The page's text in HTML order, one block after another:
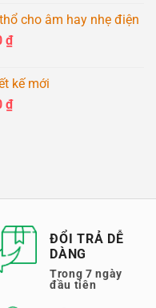
₫.
tại
là:
3.700.000 ₫.
cho âm hay nhẹ điện
₫.
₫Giá
là:
6.250.000 ₫.
kế mới
₫Giá
ĐỔI TRẢ DỄ
DÀNG
Trong 7 ngày
đầu tiên